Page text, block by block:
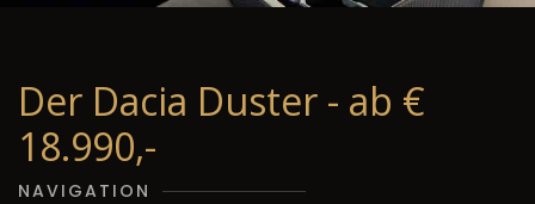
Der Dacia Duster - ab €
18.990,-
NAVIGATION